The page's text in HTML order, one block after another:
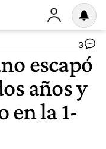
3
escapó
años y
en la 1-